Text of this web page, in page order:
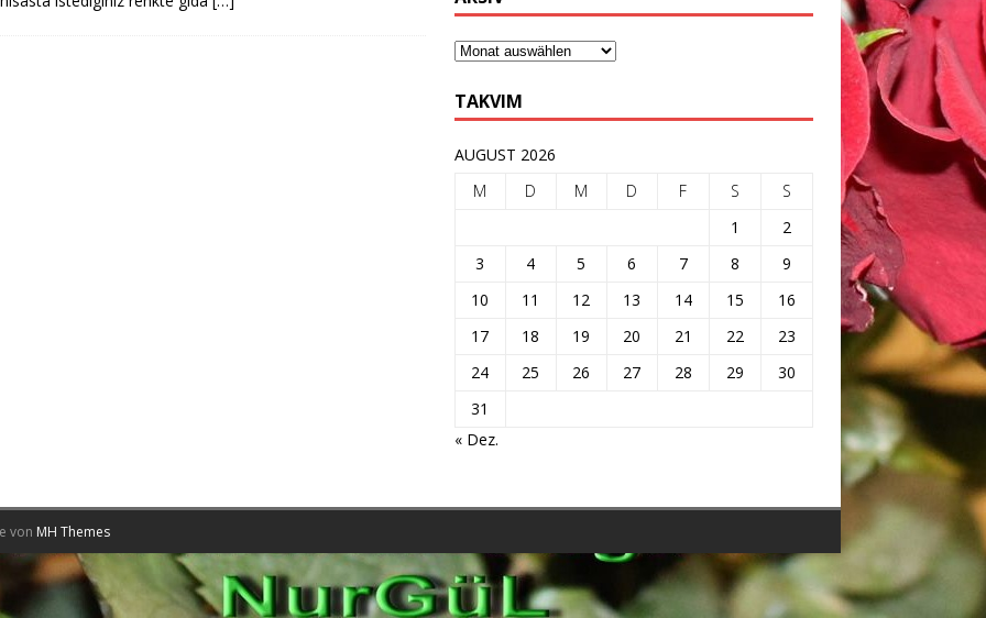
TAKVIM
AUGUST 2026
M
D M D F S
S
1
2
3
4 5 6 7 8
9
10
11 12 13 14 15
16
17
18 19 20 21 22
23
24
25 26 27 28 29
30
31
« Dez.
von MH Themes